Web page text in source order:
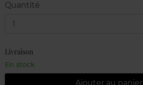
Quantité
1
Livraison
En stock
Ajouter au panier